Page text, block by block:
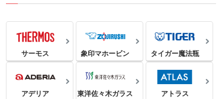
サーモス 象印マホービン タイガー魔法瓶
アデリア 東洋佐々木ガラス アトラス